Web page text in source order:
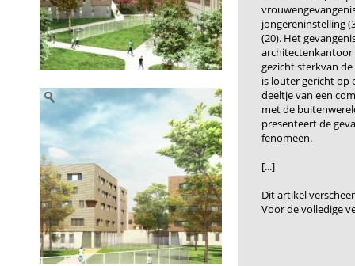
jongereninstelling
(20). Het
architectenkantoor
gezicht sterkvan
is louter gericht op
deeltje van een
met de
presenteert de
fenomeen.
[...]
Dit artikel
Voor de volledige